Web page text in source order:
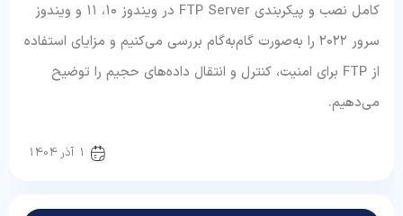
کامل نصب و پیکربندی FTP Server در ویندوز ۱۰، ۱۱ و ویندوز
سرور ۲۰۲۲ را به‌صورت گام‌به‌گام بررسی می‌کنیم و مزایای استفاده
از FTP برای امنیت، کنترل و انتقال داده‌های حجیم را توضیح
می‌دهیم.
1 آذر 1404